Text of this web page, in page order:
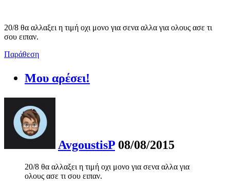
20/8 θα αλλαξει η τιμή οχι μονο για σενα αλλα για ολους ασε τι
σου ειπαν.
Παράθεση
Μου αρέσει!
AvgoustisP 08/08/2015
20/8 θα αλλαξει η τιμή οχι μονο για σενα αλλα για
ολους ασε τι σου ειπαν.